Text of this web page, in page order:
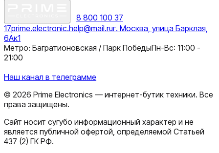
8 800 100 37
17prime.electronic.help@mail.ruг. Москва, улица Барклая,
6Ак1
Метро: Багратионовская / Парк ПобедыПн-Вс: 11:00 -
21:00
Наш канал в телеграмме
© 2026 Prime Electronics — интернет-бутик техники. Все
права защищены.
Сайт носит сугубо информационный характер и не
является публичной офертой, определяемой Статьей
437 (2) ГК РФ.